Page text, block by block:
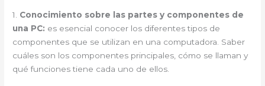
1. Conocimiento sobre las partes y componentes de
una PC: es esencial conocer los diferentes tipos de
componentes que se utilizan en una computadora. Saber
cuáles son los componentes principales, cómo se llaman y
qué funciones tiene cada uno de ellos.